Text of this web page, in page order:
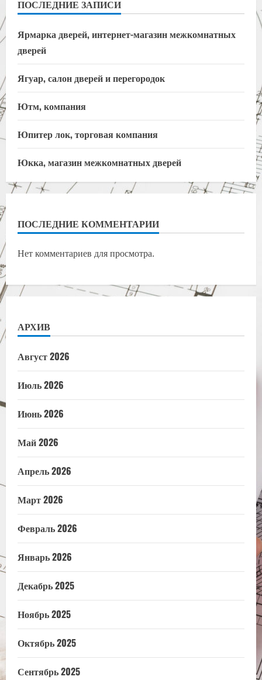
ПОСЛЕДНИЕ ЗАПИСИ
Ярмарка дверей, интернет-магазин межкомнатных
дверей
Ягуар, салон дверей и перегородок
Ютм, компания
Юпитер лок, торговая компания
Юкка, магазин межкомнатных дверей
ПОСЛЕДНИЕ КОММЕНТАРИИ
Нет комментариев для просмотра.
АРХИВ
Август 2026
Июль 2026
Июнь 2026
Май 2026
Апрель 2026
Март 2026
Февраль 2026
Январь 2026
Декабрь 2025
Ноябрь 2025
Октябрь 2025
Сентябрь 2025